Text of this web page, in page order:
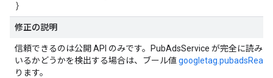
}
修正の説明
信頼できるのは公開 API のみです。PubAdsService が完全に読み
いるかどうかを検出する場合は、ブール値googletag.pubadsReady
ります。